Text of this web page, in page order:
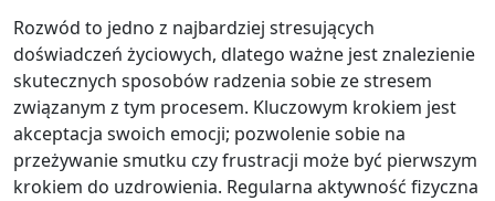
Rozwód to jedno z najbardziej stresujących
doświadczeń życiowych, dlatego ważne jest znalezienie
skutecznych sposobów radzenia sobie ze stresem
związanym z tym procesem. Kluczowym krokiem jest
akceptacja swoich emocji; pozwolenie sobie na
przeżywanie smutku czy frustracji może być pierwszym
krokiem do uzdrowienia. Regularna aktywność fizyczna